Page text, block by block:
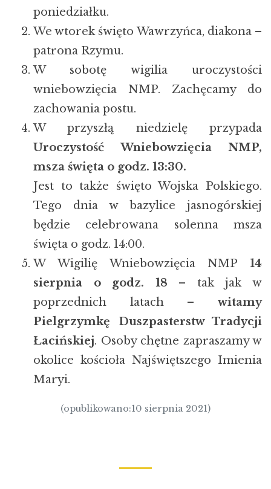
poniedziałku.
We wtorek święto Wawrzyńca, diakona –
patrona Rzymu.
W sobotę wigilia uroczystości
wniebowzięcia NMP. Zachęcamy do
zachowania postu.
W przyszłą niedzielę przypada
Uroczystość Wniebowzięcia NMP,
msza święta o godz. 13:30.
Jest to także święto Wojska Polskiego.
Tego dnia w bazylice jasnogórskiej
będzie celebrowana solenna msza
święta o godz. 14:00.
W Wigilię Wniebowzięcia NMP 14
sierpnia o godz. 18 – tak jak w
poprzednich latach – witamy
Pielgrzymkę Duszpasterstw Tradycji
Łacińskiej. Osoby chętne zapraszamy w
okolice kościoła Najświętszego Imienia
Maryi.
(opublikowano:10 sierpnia 2021)